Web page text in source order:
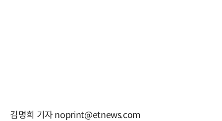
김명희 기자 noprint@etnews.com